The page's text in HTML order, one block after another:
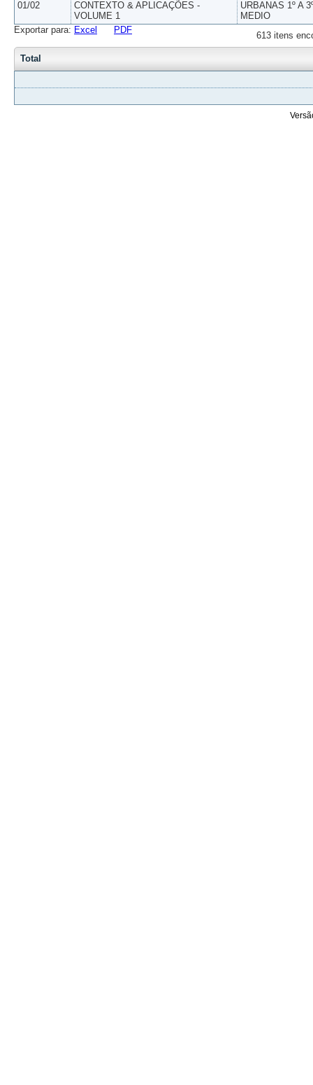
01/02
CONTEXTO & APLICAÇÕES -
VOLUME 1
URBANAS 1º A
MEDIO
613 itens
Exportar para: Excel PDF
Total